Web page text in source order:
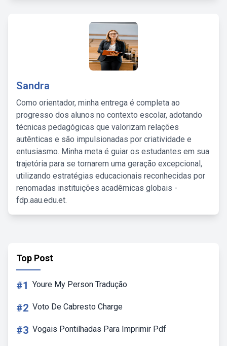
Sandra
Como orientador, minha entrega é completa ao
progresso dos alunos no contexto escolar, adotando
técnicas pedagógicas que valorizam relações
autênticas e são impulsionadas por criatividade e
entusiasmo. Minha meta é guiar os estudantes em sua
trajetória para se tornarem uma geração excepcional,
utilizando estratégias educacionais reconhecidas por
renomadas instituições acadêmicas globais -
fdp.aau.edu.et.
Top Post
#1 Youre My Person Tradução
#2 Voto De Cabresto Charge
#3 Vogais Pontilhadas Para Imprimir Pdf